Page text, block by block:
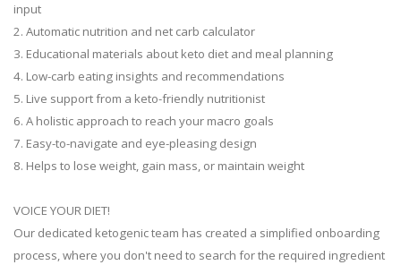
input
2. Automatic nutrition and net carb calculator
3. Educational materials about keto diet and meal planning
4. Low-carb eating insights and recommendations
5. Live support from a keto-friendly nutritionist
6. A holistic approach to reach your macro goals
7. Easy-to-navigate and eye-pleasing design
8. Helps to lose weight, gain mass, or maintain weight
VOICE YOUR DIET!
Our dedicated ketogenic team has created a simplified onboarding
process, where you don't need to search for the required ingredient